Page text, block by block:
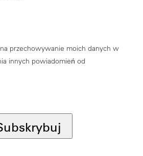
przechowywanie moich danych w
innych powiadomień od